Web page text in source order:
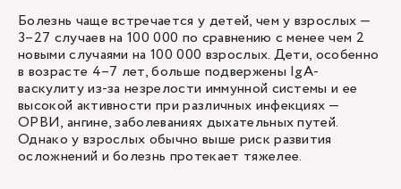
Болезнь чаще встречается у детей, чем у взрослых —
3–27 случаев на 100 000 по сравнению с менее чем 2
новыми случаями на 100 000 взрослых. Дети, особенно
в возрасте 4–7 лет, больше подвержены IgA-
васкулиту из-за незрелости иммунной системы и ее
высокой активности при различных инфекциях —
ОРВИ, ангине, заболеваниях дыхательных путей.
Однако у взрослых обычно выше риск развития
осложнений и болезнь протекает тяжелее.